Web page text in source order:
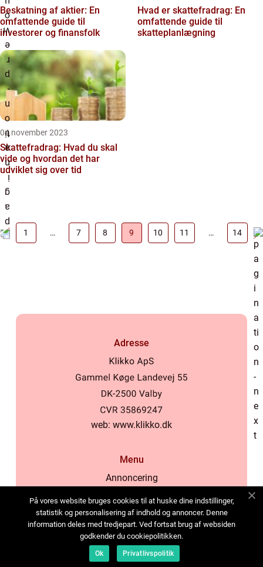
Beskatning af aktier: En
omfattende guide til
investorer og finansfolk
Hvad er skattefradrag: En
omfattende guide til
skatteplanlægning
04 november 2023
Skattefradrag: Hvad du skal
vide og hvordan det har
udviklet sig over tid
1 … 7 8 9 10 11 … 14
Adresse
web: www.klikko.dk
Menu
Annoncering
Cookies
Kontakt os
Sitemap
På vores website bruges cookies til at huske dine indstillinger,
statistik og personalisering af indhold og annoncer. Denne
information deles med tredjepart. Ved fortsat brug af websiden
godkender du cookiepolitikken.
Ok Privatlivspolitik